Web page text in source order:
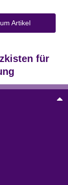
Artikel
für